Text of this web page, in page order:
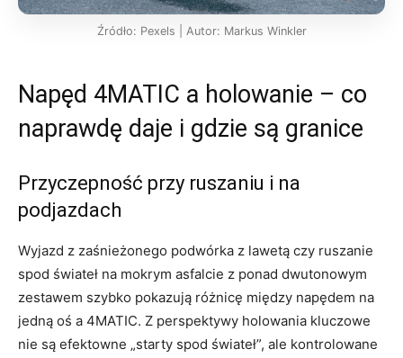
Źródło: Pexels | Autor: Markus Winkler
Napęd 4MATIC a holowanie – co
naprawdę daje i gdzie są granice
Przyczepność przy ruszaniu i na
podjazdach
Wyjazd z zaśnieżonego podwórka z lawetą czy ruszanie
spod świateł na mokrym asfalcie z ponad dwutonowym
zestawem szybko pokazują różnicę między napędem na
jedną oś a 4MATIC. Z perspektywy holowania kluczowe
nie są efektowne „starty spod świateł”, ale kontrolowane